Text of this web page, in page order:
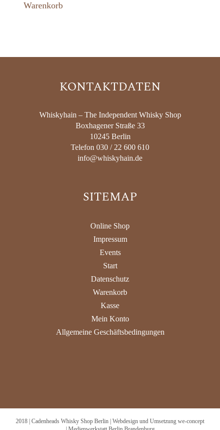
Warenkorb
KONTAKTDATEN
Whiskyhain – The Independent Whisky Shop
Boxhagener Straße 33
10245 Berlin
Telefon 030 / 22 600 610
info@whiskyhain.de
SITEMAP
Online Shop
Impressum
Events
Start
Datenschutz
Warenkorb
Kasse
Mein Konto
Allgemeine Geschäftsbedingungen
2018 | Cadenheads Whisky Shop Berlin | Webdesign und Umsetzung we-concept